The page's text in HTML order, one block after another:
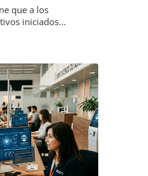
que a los
iniciados...